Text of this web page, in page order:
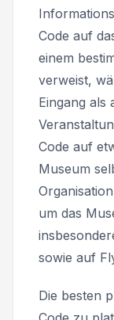
Code auf
einem
verweist,
Eingang als
Code auf
Museum
um das
sowie auf
Die besten